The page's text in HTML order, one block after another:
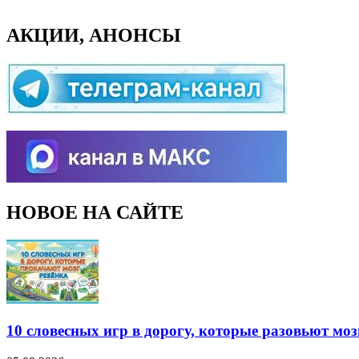
АКЦИИ, АНОНСЫ
НОВОЕ НА САЙТЕ
10 словесных игр в дорогу, которые разовьют